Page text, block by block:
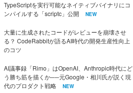
TypeScriptを実行可能なネイティブバイナリにコ
ンパイルする「scriptc」公開
NEW
大量に生成されたコードがレビューを崩壊させ
る？ CodeRabbitが語るAI時代の開発生産性向上
のコツ
AI議事録「Rimo」はOpenAI、Anthropic時代にど
う勝ち筋を描くか──元Google・相川氏が説く現
代のプロダクト戦略
NEW